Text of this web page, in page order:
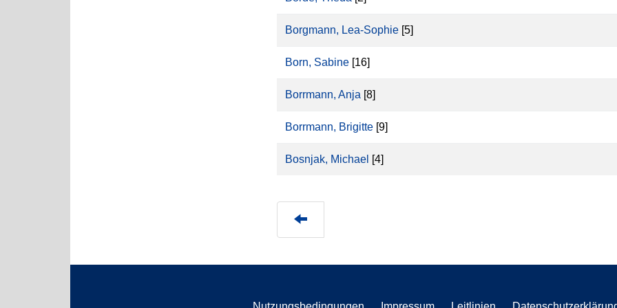
Borgmann, Lea-Sophie [5]
Born, Sabine [16]
Borrmann, Anja [8]
Borrmann, Brigitte [9]
Bosnjak, Michael [4]